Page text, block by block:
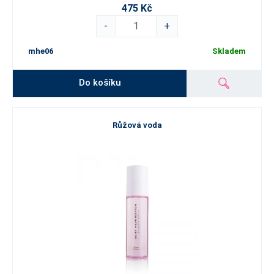
475 Kč
-
+
mhe06 Skladem
Do košíku
Růžová voda